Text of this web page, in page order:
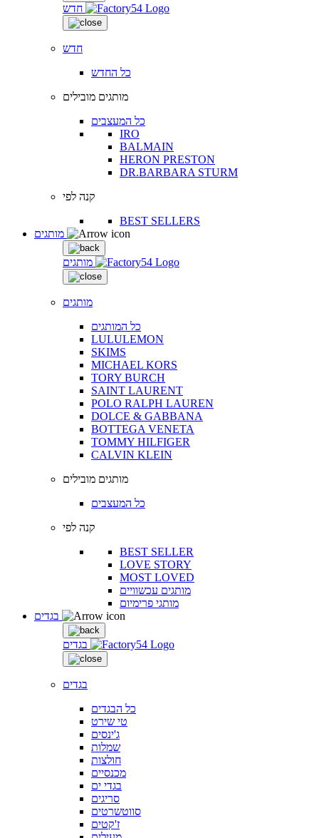
חדש
חדש
כל החדש
מותגים מובילים
כל המעצבים
IRO
BALMAIN
HERON PRESTON
DR.BARBARA STURM
קנה לפי
BEST SELLERS
מותגים
מותגים
כל המותגים
LULULEMON
SKIMS
MICHAEL KORS
TORY BURCH
SAINT LAURENT
POLO RALPH LAUREN
DOLCE & GABBANA
BOTTEGA VENETA
TOMMY HILFIGER
CALVIN KLEIN
מותגים מובילים
כל המעצבים
קנה לפי
BEST SELLER
LOVE STORY
MOST LOVED
מותגים עכשוויים
מותגי פרימיום
בגדים
בגדים
כל הבגדים
טי שירט
ג'ינסים
שמלות
חולצות
מכנסיים
בגדי ים
סריגים
סווטשרטים
ז'קטים